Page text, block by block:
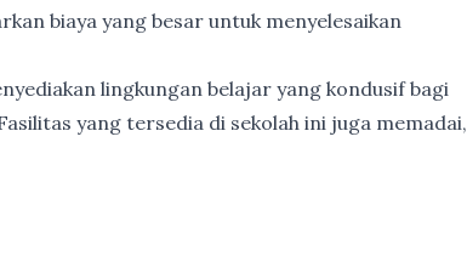
biaya yang besar untuk menyelesaikan
lingkungan belajar yang kondusif bagi
yang tersedia di sekolah ini juga memadai,